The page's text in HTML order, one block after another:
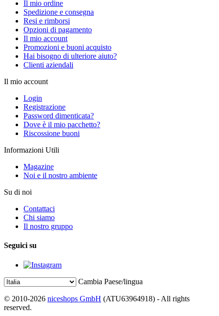
Il mio ordine
Spedizione e consegna
Resi e rimborsi
Opzioni di pagamento
Il mio account
Promozioni e buoni acquisto
Hai bisogno di ulteriore aiuto?
Clienti aziendali
Il mio account
Login
Registrazione
Password dimenticata?
Dove è il mio pacchetto?
Riscossione buoni
Informazioni Utili
Magazine
Noi e il nostro ambiente
Su di noi
Contattaci
Chi siamo
Il nostro gruppo
Seguici su
Cambia Paese/lingua
© 2010-2026 niceshops GmbH (ATU63964918) - All rights
reserved.